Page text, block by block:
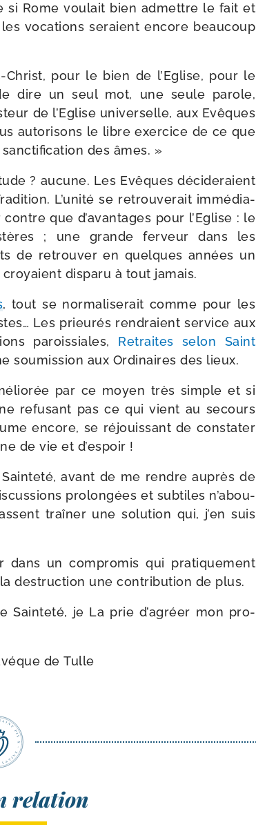
si Rome vou­lait bien admettre le fait et
voca­tions seraient encore beau­coup
​Christ, pour le bien de l’Eglise, pour le
dire un seul mot, une seule parole,
de l’Eglise uni­ver­selle, aux Evêques
auto­ri­sons le libre exer­cice de ce que
des âmes. »
? aucune. Les Evêques déci­de­raient
L’unité se retrou­ve­rait immé­dia­
que d’a­van­tages pour l’Eglise : le
; une grande fer­veur dans les
de retrou­ver en quelques années un
dis­pa­ru à tout jamais.
, tout se nor­ma­li­se­rait comme pour les
Les prieu­rés ren­draient ser­vice aux
parois­siales, Retraites selon Saint
sou­mis­sion aux Ordinaires des lieux.
par ce moyen très simple et si
refu­sant pas ce qui vient au secours
encore, se réjouis­sant de consta­ter
de vie et d’espoir !
avant de me rendre auprès de
pro­lon­gées et sub­tiles n’a­bou­
traî­ner une solu­tion qui, j’en suis
un com­pro­mis qui pra­ti­que­ment
des­truc­tion une contri­bu­tion de plus.
Sainteté, je La prie d’a­gréer mon pro­
de Tulle
relation